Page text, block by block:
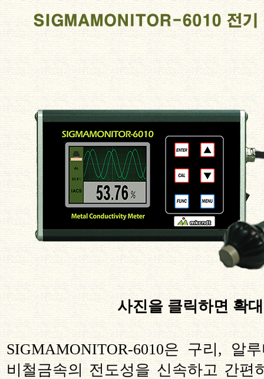
사진을 클릭하면 확
SIGMAMONITOR-6010은 구리 ,알
비철금속의 전도성을 신속하고 간편